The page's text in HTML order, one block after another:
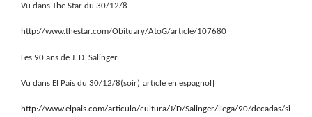
Vu dans The Star du 30/12/8
http://www.thestar.com/Obituary/AtoG/article/107680
Les 90 ans de J. D. Salinger
Vu dans El Pais du 30/12/8(soir)[article en espagnol]
http://www.elpais.com/articulo/cultura/J/D/Salinger/llega/90/decadas/si